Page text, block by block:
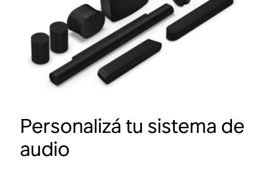
Personalizá tu sistema de
audio